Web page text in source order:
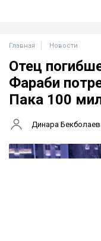
Главная Новости